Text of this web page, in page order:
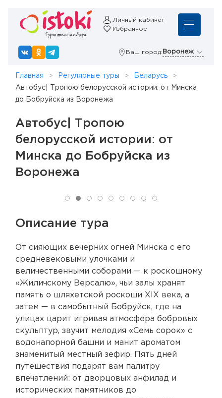
Личный кабинет
Избранное
Ваш город: Воронеж
Главная Регулярные туры
Беларусь
Автобус| Тропою белорусской истории: от Минска
до Бобруйска из Воронежа
Автобус| Тропою
белорусской истории: от
Минска до Бобруйска из
Воронежа
Описание тура
От сияющих вечерних огней Минска с его
средневековыми улочками и
величественными соборами — к роскошному
«Жиличскому Версалю», чьи залы хранят
память о шляхетской роскоши XIX века, а
затем — в самобытный Бобруйск, где на
улицах царит игривая атмосфера бобровых
скульптур, звучит мелодия «Семь сорок» с
водонапорной башни и манит ароматом
знаменитый местный зефир. Пять дней
путешествия подарят вам палитру
впечатлений: от дворцовых анфилад и
исторических памятников до